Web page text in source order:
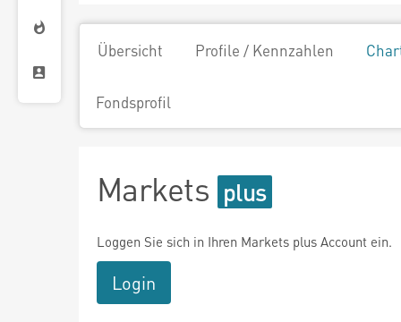
Übersicht Profile / Kennzahlen
Fondsprofil
Markets
Loggen Sie sich in Ihren Markets plus Account ein.
Login